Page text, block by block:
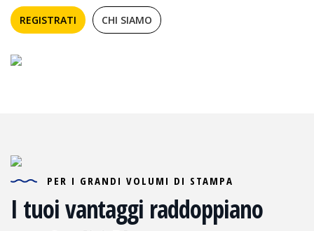
REGISTRATI CHI SIAMO
PER I GRANDI VOLUMI DI STAMPA
I tuoi vantaggi raddoppiano